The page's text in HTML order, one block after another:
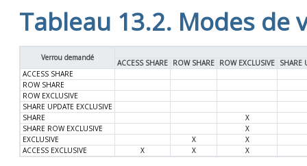
Tableau 13.2. Modes de
Verrou demandé
ACCESS SHARE ROW SHARE ROW EXCLUSIVE SHARE
ACCESS SHARE
ROW SHARE
ROW EXCLUSIVE
SHARE UPDATE EXCLUSIVE
SHARE
X
SHARE ROW EXCLUSIVE
X
EXCLUSIVE
X
X
ACCESS EXCLUSIVE
X X X